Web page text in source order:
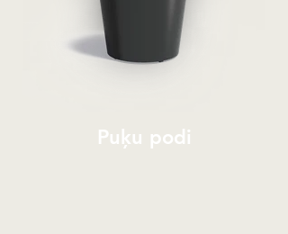
Puķu podi